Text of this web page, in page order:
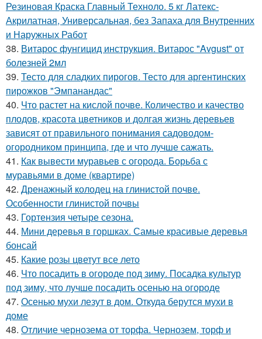
Резиновая Краска Главный Техноло. 5 кг Латекс-
Акрилатная, Универсальная, без Запаха для Внутренних
и Наружных Работ
38. Витарос фунгицид инструкция. Витарос "Avgust" от
болезней 2мл
39. Тесто для сладких пирогов. Тесто для аргентинских
пирожков "Эмпанандас"
40. Что растет на кислой почве. Количество и качество
плодов, красота цветников и долгая жизнь деревьев
зависят от правильного понимания садоводом-
огородником принципа, где и что лучше сажать.
41. Как вывести муравьев с огорода. Борьба с
муравьями в доме (квартире)
42. Дренажный колодец на глинистой почве.
Особенности глинистой почвы
43. Гортензия четыре сезона.
44. Мини деревья в горшках. Самые красивые деревья
бонсай
45. Какие розы цветут все лето
46. Что посадить в огороде под зиму. Посадка культур
под зиму, что лучше посадить осенью на огороде
47. Осенью мухи лезут в дом. Откуда берутся мухи в
доме
48. Отличие чернозема от торфа. Чернозем, торф и